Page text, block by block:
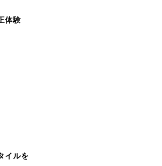
体験
イルを